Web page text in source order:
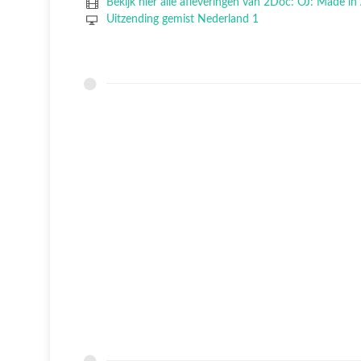
Uitzending gemist Nederland 1